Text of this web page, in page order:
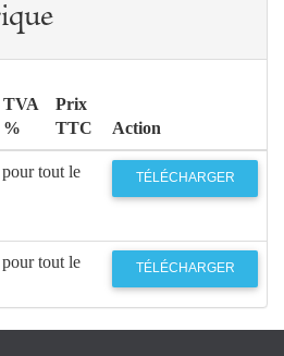
TVA
%
Prix
TTC
Action
tout le
TÉLÉCHARGER
tout le
TÉLÉCHARGER